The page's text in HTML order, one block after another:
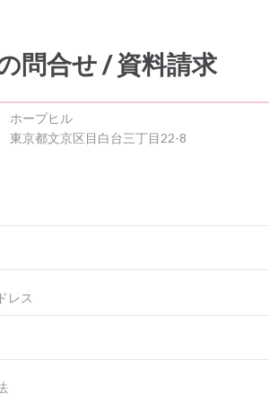
問合せ / 資料請求
ホープヒル
東京都文京区目白台三丁目22-8
レス